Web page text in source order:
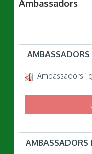
Ambassadors
AMBASSADORS
Ambassadors 1
AMBASSADORS